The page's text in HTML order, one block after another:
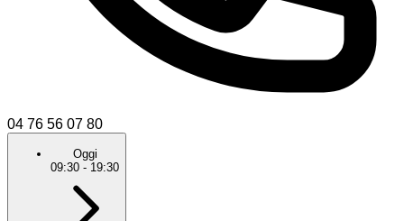
04 76 56 07 80
Oggi
09:30 - 19:30